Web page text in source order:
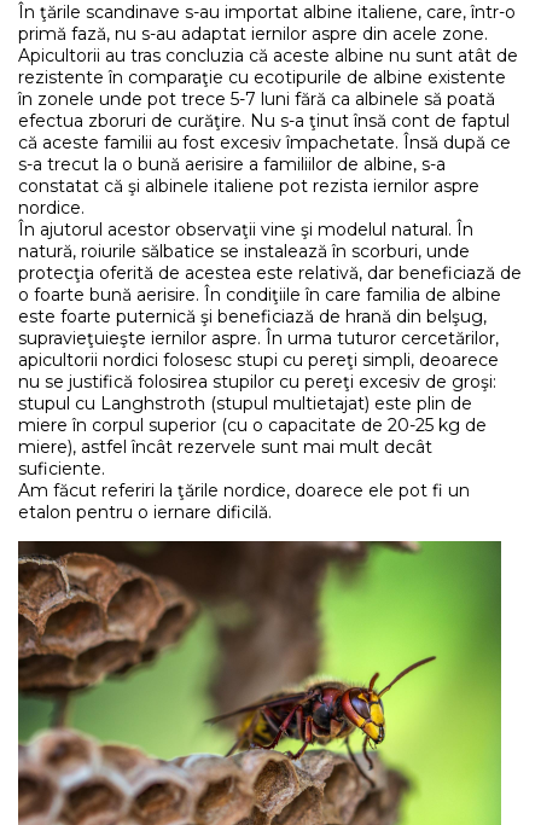
În ţările scandinave s-au importat albine italiene, care, într-o
primă fază, nu s-au adaptat iernilor aspre din acele zone.
Apicultorii au tras concluzia că aceste albine nu sunt atât de
rezistente în comparaţie cu ecotipurile de albine existente
în zonele unde pot trece 5-7 luni fără ca albinele să poată
efectua zboruri de curăţire. Nu s-a ţinut însă cont de faptul
că aceste familii au fost excesiv împachetate. Însă după ce
s-a trecut la o bună aerisire a familiilor de albine, s-a
constatat că şi albinele italiene pot rezista iernilor aspre
nordice.
În ajutorul acestor observaţii vine şi modelul natural. În
natură, roiurile sălbatice se instalează în scorburi, unde
protecţia oferită de acestea este relativă, dar beneficiază de
o foarte bună aerisire. În condiţiile în care familia de albine
este foarte puternică şi beneficiază de hrană din belşug,
supravieţuieşte iernilor aspre. În urma tuturor cercetărilor,
apicultorii nordici folosesc stupi cu pereţi simpli, deoarece
nu se justifică folosirea stupilor cu pereţi excesiv de groşi:
stupul cu Langhstroth (stupul multietajat) este plin de
miere în corpul superior (cu o capacitate de 20-25 kg de
miere), astfel încât rezervele sunt mai mult decât
suficiente.
Am făcut referiri la ţările nordice, doarece ele pot fi un
etalon pentru o iernare dificilă.